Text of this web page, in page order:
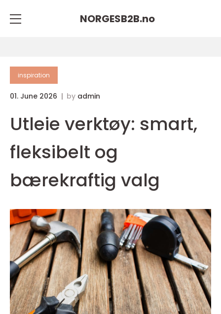
NORGESB2B.no
inspiration
01. June 2026 by admin
Utleie verktøy: smart,
fleksibelt og
bærekraftig valg